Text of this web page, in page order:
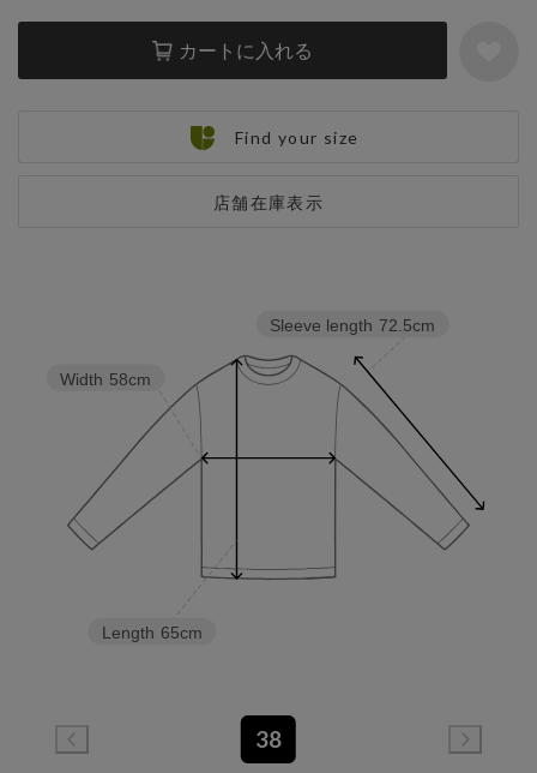
カートに入れる
店舗在庫表示
Find your size
Sleeve length 72.5cm
Length 65cm
Width 58cm
38